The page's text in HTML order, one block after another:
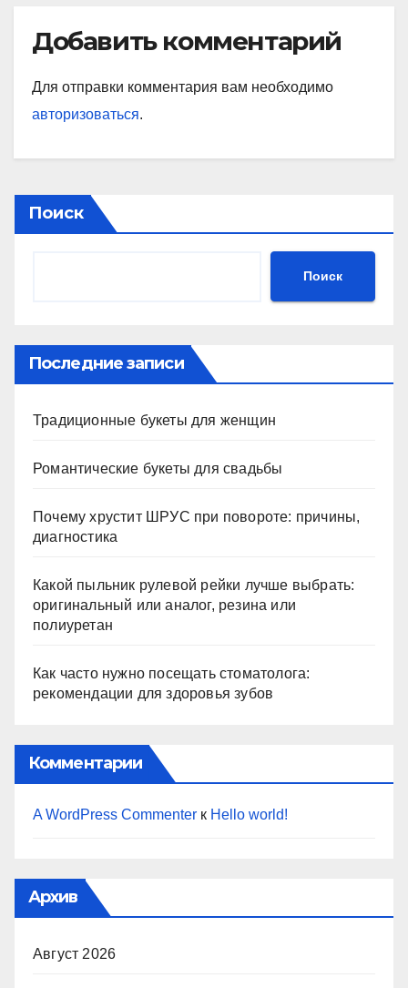
Добавить комментарий
Для отправки комментария вам необходимо
авторизоваться.
Поиск
Поиск
Последние записи
Традиционные букеты для женщин
Романтические букеты для свадьбы
Почему хрустит ШРУС при повороте: причины,
диагностика
Какой пыльник рулевой рейки лучше выбрать:
оригинальный или аналог, резина или
полиуретан
Как часто нужно посещать стоматолога:
рекомендации для здоровья зубов
Комментарии
A WordPress Commenter к Hello world!
Архив
Август 2026